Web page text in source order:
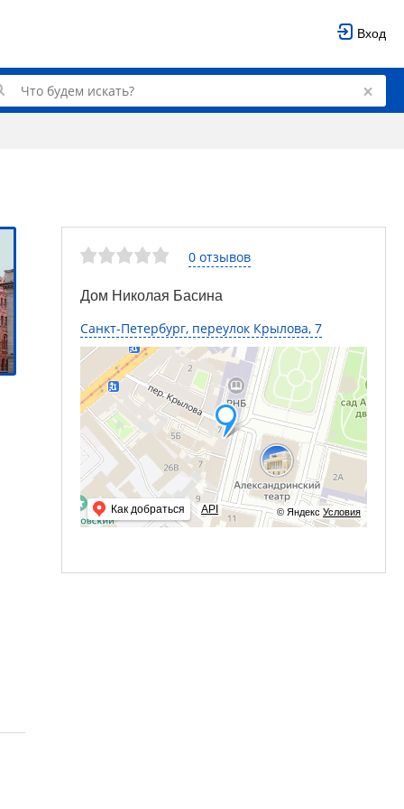
Вход
0 отзывов
Дом Николая Басина
Санкт-Петербург, переулок Крылова, 7
© Яндекс Условия
Как добраться API